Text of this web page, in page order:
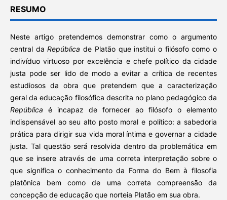
RESUMO
Neste artigo pretendemos demonstrar como o argumento
central daRepública de Platão que institui o filósofo como o
indivíduo virtuoso por excelência e chefe político da cidade
justa pode ser lido de modo a evitar a crítica de recentes
estudiosos da obra que pretendem que a caracterização
geral da educação filosófica descrita no plano pedagógico da
República é incapaz de fornecer ao filósofo o elemento
indispensável ao seu alto posto moral e político: a sabedoria
prática para dirigir sua vida moral íntima e governar a cidade
justa. Tal questão será resolvida dentro da problemática em
que se insere através de uma correta interpretação sobre o
que significa o conhecimento da Forma do Bem à filosofia
platônica bem como de uma correta compreensão da
concepção de educação que norteia Platão em sua obra.